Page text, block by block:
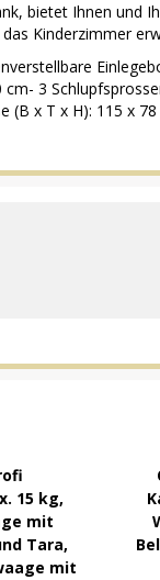
bietet Ihnen und
Kinderzimmer
3
x T x H): 115 x
15 kg,
mit
Tara,
mit